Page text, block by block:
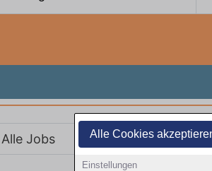
Alle Cookies
Einstellungen
Alle Jobs Teilzeit